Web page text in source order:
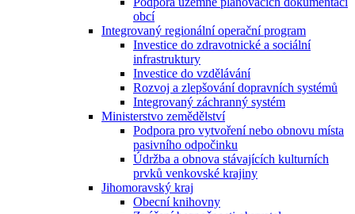
obcí
Integrovaný regionální operační program
Investice do zdravotnické a sociální
infrastruktury
Investice do vzdělávání
Rozvoj a zlepšování dopravních systémů
Integrovaný záchranný systém
Ministerstvo zemědělství
Podpora pro vytvoření nebo obnovu místa
pasivního odpočinku
Údržba a obnova stávajících kulturních
prvků venkovské krajiny
Jihomoravský kraj
Obecní knihovny